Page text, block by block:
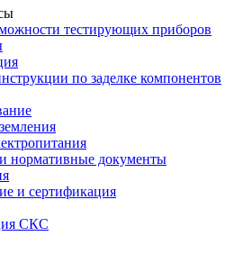
тестирующих приборов
по заделке компонентов
нормативные документы
и сертификация
СКС